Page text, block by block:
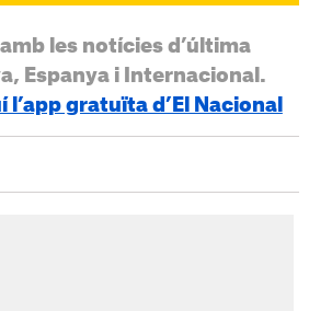
les notícies d’última
Espanya i Internacional.
l’app gratuïta d’El Nacional